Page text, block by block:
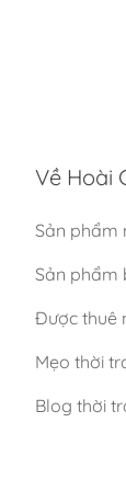
Về Hoài
Sản phẩm
Sản phẩm
Được thuê
Mẹo thời
Blog thời